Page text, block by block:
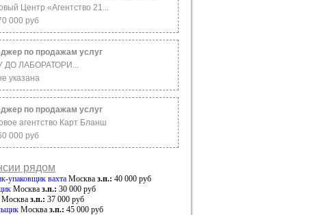
Центр «Агентство 21...
000 руб
по продажам услуг
ДО ЛАБОРАТОРИ...
указана
по продажам услуг
агентство Карт Бланш
000 руб
рядом
упаковщик вахта Москва з.п.: 40 000 руб
Москва з.п.: 30 000 руб
Москва з.п.: 37 000 руб
Москва з.п.: 45 000 руб